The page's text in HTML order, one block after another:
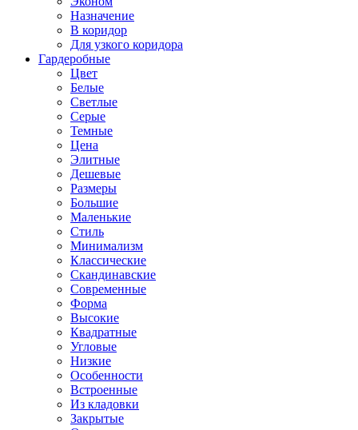
Назначение
В коридор
Для узкого коридора
Гардеробные
Цвет
Белые
Светлые
Серые
Темные
Цена
Элитные
Дешевые
Размеры
Большие
Маленькие
Стиль
Минимализм
Классические
Скандинавские
Современные
Форма
Высокие
Квадратные
Угловые
Низкие
Особенности
Встроенные
Из кладовки
Закрытые